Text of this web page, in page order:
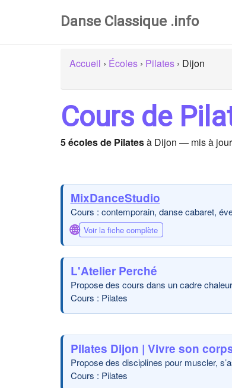
Danse Classique .info
Accueil › Écoles › Pilates › Dijon
Cours de
5 écoles de Pilatesà Dijon — mis à
MixDanceStudio
Cours : contemporain, danse cabaret,
🌐 Voir la fiche complète
L'Atelier Perché
Propose des cours dans un cadre
Cours : Pilates
Pilates Dijon | Vivre son
Propose des disciplines pour muscler,
Cours : Pilates